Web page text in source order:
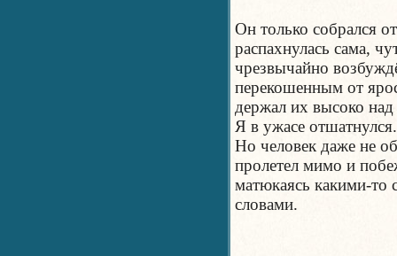
Он только собрался
распахнулась сама,
чрезвычайно
перекошенным от
держал их высоко
Я в ужасе отшатнулся.
Но человек даже не
пролетел мимо и
матюкаясь какими-
словами.